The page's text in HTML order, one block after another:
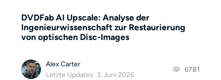
DVDFab AI Upscale: Analyse der
Ingenieurwissenschaft zur Restaurierung
von optischen Disc-Images
Alex Carter
Letzte Updates: 3. Juni 2026
6781